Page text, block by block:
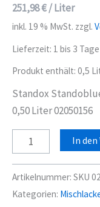
251,98€/Liter
inkl. 19 % MwSt. zzgl.
Lieferzeit: 1 bis 3 Tage
Produkt enthält: 0,5
Standox
0,50 Liter 02050156
Standox
Standoblue
MIX
156
In
Artikelnummer: SKU
Kategorien: